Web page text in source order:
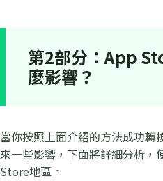
第2部分：App
麼影響？
當你按照上面介紹的方法成功
來一些影響，下面將詳細分析，
Store地區。